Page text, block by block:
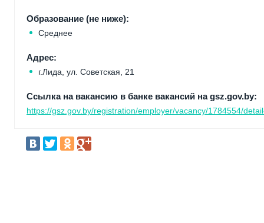
Образование (не ниже):
Среднее
Адрес:
г.Лида, ул. Советская, 21
Ссылка на вакансию в банке вакансий на gsz.gov.by:
https://gsz.gov.by/registration/employer/vacancy/1784554/